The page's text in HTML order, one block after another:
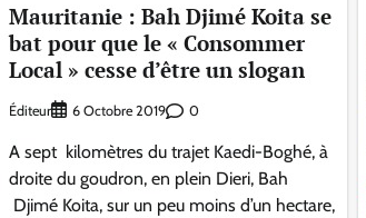
Mauritanie : Bah Djimé Koita se
bat pour que le « Consommer
Local » cesse d’être un slogan
Éditeur 6 Octobre 2019 0
A sept kilomètres du trajet Kaedi-Boghé, à
droite du goudron, en plein Dieri, Bah
Djimé Koita, sur un peu moins d’un hectare,